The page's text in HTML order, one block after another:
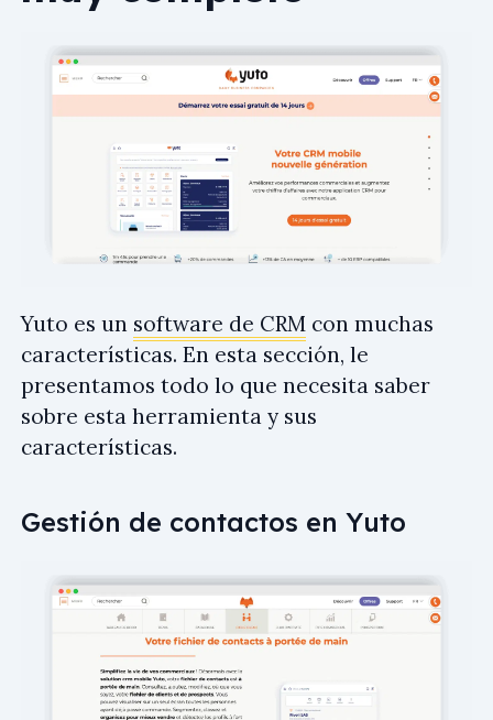
Yuto es un software de CRM con muchas
características. En esta sección, le
presentamos todo lo que necesita saber
sobre esta herramienta y sus
características.
Gestión de contactos en Yuto